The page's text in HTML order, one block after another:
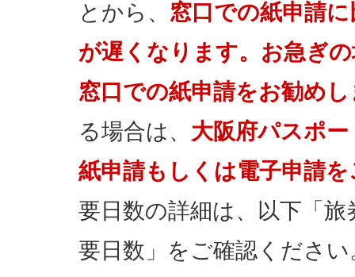
とから、 窓口での紙申請
が遅くなります。お急ぎ
窓口での紙申請をお勧め
る場合は、 大阪府パスポ
紙申請もしくは電子申請
要日数の詳細は、以下「
要日数」をご確認ください